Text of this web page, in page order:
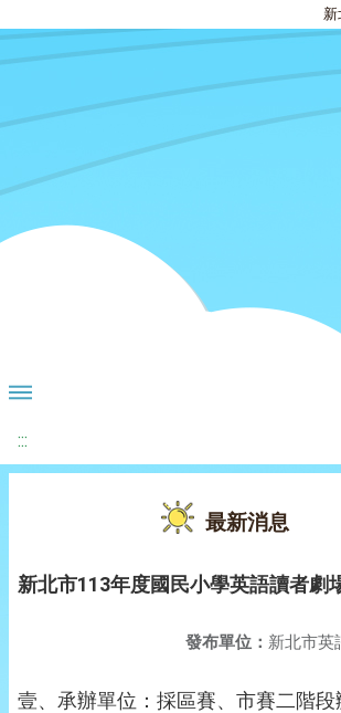
:::
最新消息
新北市113年度國民小學英語讀者劇
發布單位： 新北市英
壹、承辦單位：採區賽、市賽二階